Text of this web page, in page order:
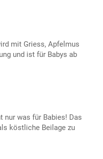
mit Griess, Apfelmus
und ist für Babys ab
nur was für Babies! Das
köstliche Beilage zu